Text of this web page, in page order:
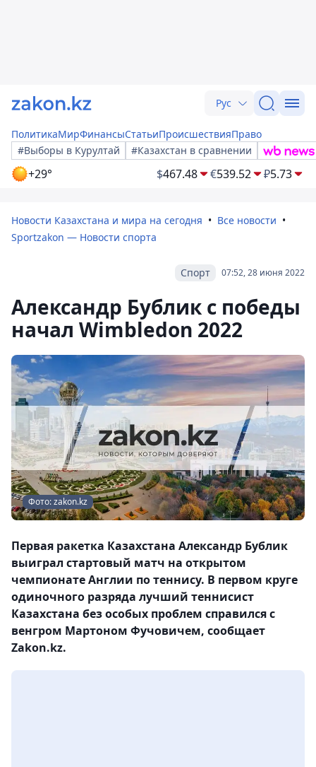
Рус
ПолитикаМирФинансыСтатьиПроисшествияПраво
#Выборы в Курултай
#Казахстан в сравнении
+29° $467.48 €539.52 ₽5.73
Новости Казахстана и мира на сегодня
Все новости
Sportzakon — Новости спорта
07:52, 28 июня 2022
Спорт
Александр Бублик с победы
начал Wimbledon 2022
Фото: zakon.kz
Первая ракетка Казахстана Александр Бублик
выиграл стартовый матч на открытом
чемпионате Англии по теннису. В первом круге
одиночного разряда лучший теннисист
Казахстана без особых проблем справился с
венгром Мартоном Фучовичем, сообщает
Zakon.kz.